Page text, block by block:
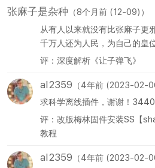
张麻子是杂种 （8个月前 (12-09)）
从有人以来就没有比张麻子更
千万人还为人民，为自己的皇
评：深度解析《让子弹飞》
al2359 （4年前 (2023-02-
求科学离线插件，谢谢！
评：改版梅林固件安装SS【
教程
al2359 （4年前 (2023-02-